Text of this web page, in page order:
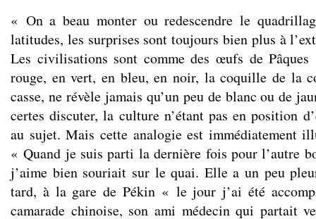
« On a beau monter ou redescendre le
latitudes, les surprises sont toujours bien plus à
Les civilisations sont comme des œufs de Pâques
rouge, en vert, en bleu, en noir, la coquille de la
casse, ne révèle jamais qu’un peu de blanc ou de
certes discuter, la culture n’étant pas en position
au sujet. Mais cette analogie est immédiatement
« Quand je suis parti la dernière fois pour l’autre
j’aime bien souriait sur le quai. Elle a un peu
tard, à la gare de Pékin « le jour j’ai été
camarade chinoise, son ami médecin qui partait